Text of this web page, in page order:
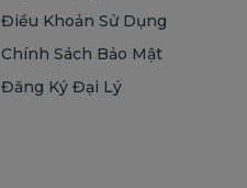
Điều Khoản Sử Dụng
Chính Sách Bảo Mật
Đăng Ký Đại Lý